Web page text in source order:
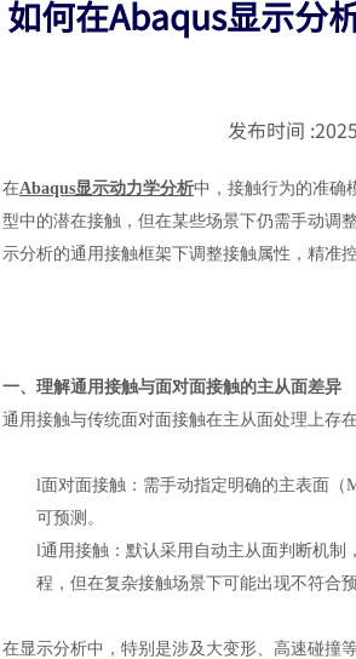
如何在Abaqus显示分
发布时间 :
在Abaqus显示动力学分析中，接触行为的准确
型中的潜在接触，但在某些场景下仍需手动调
示分析的通用接触框架下调整接触属性，精准
一、理解通用接触与面对面接触的主从面差异
通用接触与传统面对面接触在主从面处理上存
l面对面接触：需手动指定明确的主表面（
可预测。
l通用接触：默认采用自动主从面判断机制
程，但在复杂接触场景下可能出现不符合
在显示分析中，特别是涉及大变形、高速碰撞